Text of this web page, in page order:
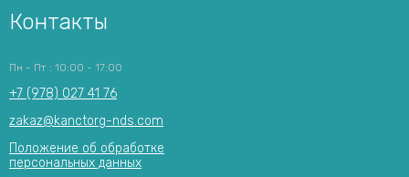
Контакты
Пн - Пт : 10:00 - 17:00
+7 (978) 027 41 76
zakaz@kanctorg-nds.com
Положение об обработке
персональных данных